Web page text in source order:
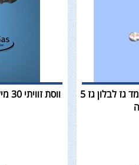
ווסת זוויתי 30 מיליבר / 1.5 קג"ש עם שעון מד גז לבלון גז 5